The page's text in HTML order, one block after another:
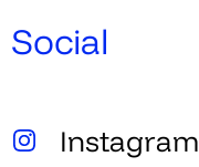
Social
Instagram